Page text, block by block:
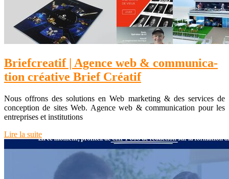
Briefcrea­tif | Agence web & com­munica­
tion créative Brief Créatif
Nous offrons des solutions en Web marketing & des services de
conception de sites Web. Agence web & communication pour les
entreprises et institutions
Lire la suite